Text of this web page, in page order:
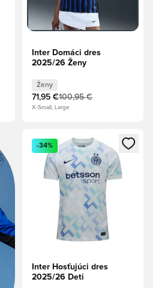
Inter Domáci dres
2025/26 Ženy
Ženy
71,95 €100,95 €
X-Small, Large
Otvorí modál na prihlásenie
-34%
Inter Hosťujúci dres
2025/26 Deti